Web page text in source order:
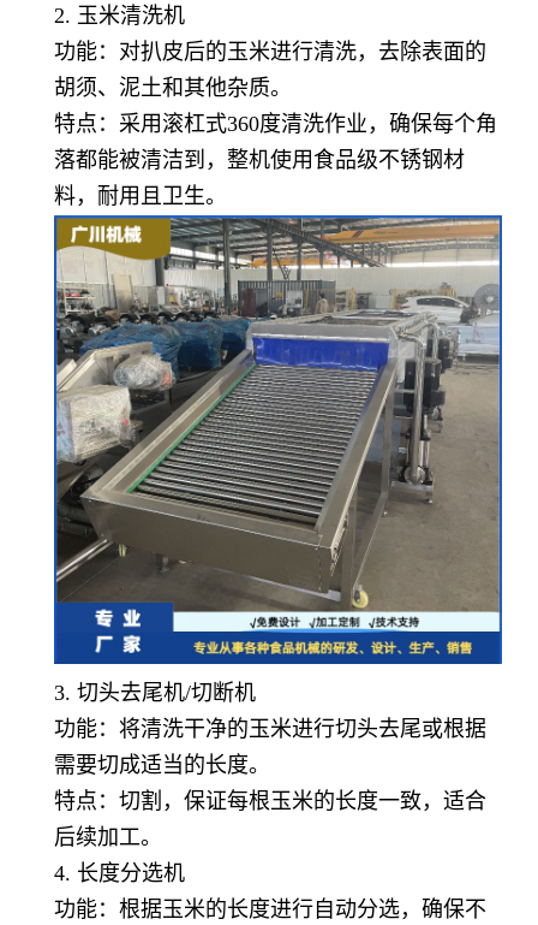
2. 玉米清洗机
功能：对扒皮后的玉米进行清洗，去除表面的
胡须、泥土和其他杂质。
特点：采用滚杠式360度清洗作业，确保每个角
落都能被清洁到，整机使用食品级不锈钢材
料，耐用且卫生。
3. 切头去尾机/切断机
功能：将清洗干净的玉米进行切头去尾或根据
需要切成适当的长度。
特点：切割，保证每根玉米的长度一致，适合
后续加工。
4. 长度分选机
功能：根据玉米的长度进行自动分选，确保不